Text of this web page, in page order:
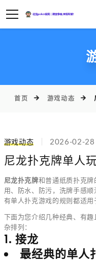
首页 游戏动态
游戏动态 2026-02-
尼龙扑克牌单人
尼龙扑克牌和普通纸质扑克
用、防水、防污，洗牌手感顺
有单人扑克游戏的规则都适用
下面为您介绍几种经典、有
杂排列：
1. 接龙
最经典的单人